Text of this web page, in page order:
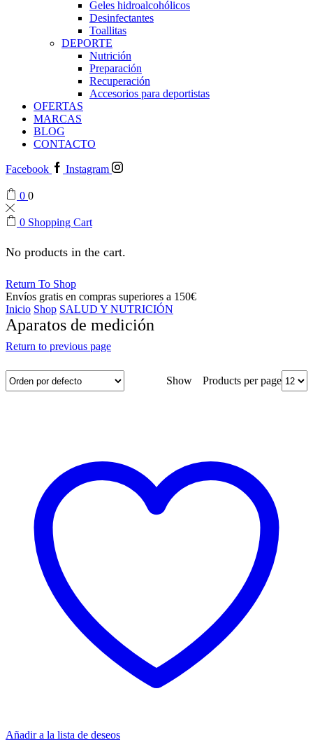
Geles hidroalcohólicos
Desinfectantes
Toallitas
DEPORTE
Nutrición
Preparación
Recuperación
Accesorios para deportistas
OFERTAS
MARCAS
BLOG
CONTACTO
Facebook Instagram
0 0
0 Shopping Cart
No products in the cart.
Return To Shop
Envíos gratis en compras superiores a 150€
Inicio Shop SALUD Y NUTRICIÓN
Aparatos de medición
Return to previous page
Show Products per page
Añadir a la lista de deseos